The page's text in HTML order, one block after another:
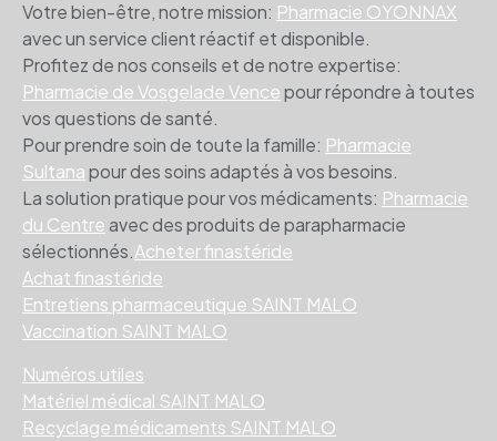
Votre bien-être, notre mission: Pharmacie OYONNAX
avec un service client réactif et disponible.
Profitez de nos conseils et de notre expertise:
Pharmacie de Vosgelade Vencepour répondre à toutes
vos questions de santé.
Pour prendre soin de toute la famille: Pharmacie
Sultanapour des soins adaptés à vos besoins.
La solution pratique pour vos médicaments: Pharmacie
du Centreavec des produits de parapharmacie
sélectionnés.Acheter finastéride
Achat finastéride
Entretiens pharmaceutique SAINT MALO
Vaccination SAINT MALO
Numéros utiles
Matériel médical SAINT MALO
Recyclage médicaments SAINT MALO